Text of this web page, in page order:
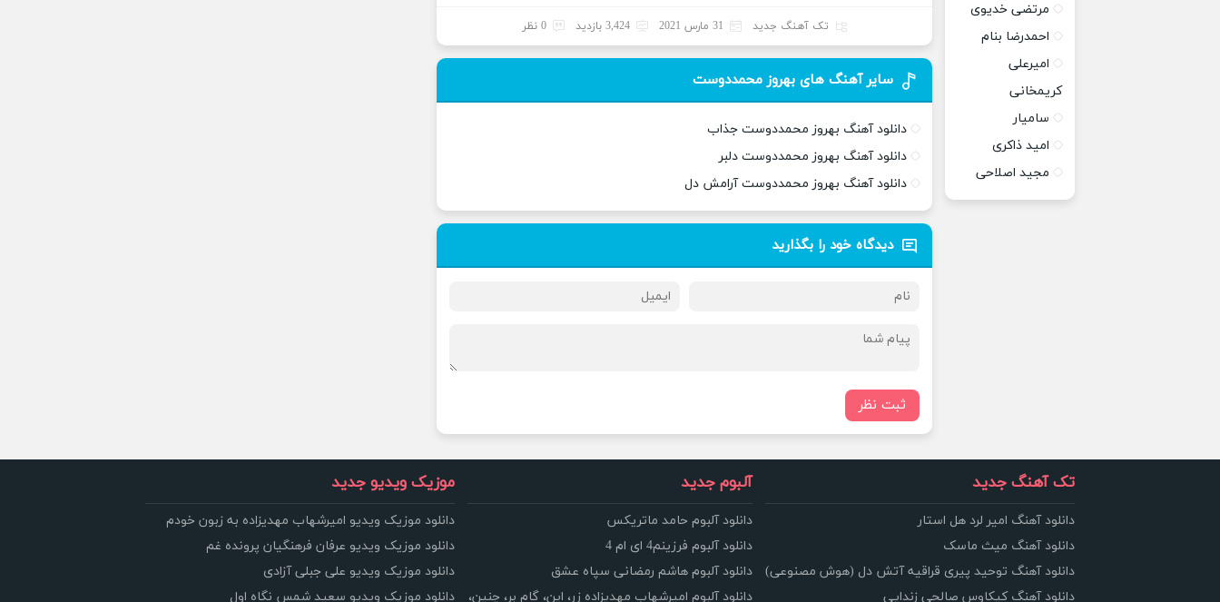
تک آهنگ جدید 31 مارس 2021 3,424 بازدید 0 نظر
سایر آهنگ های بهروز محمددوست
دانلود آهنگ بهروز محمددوست جذاب
دانلود آهنگ بهروز محمددوست دلبر
دانلود آهنگ بهروز محمددوست آرامش دل
دیدگاه خود را بگذارید
ثبت نظر
مرتضی خدیوی
احمدرضا بنام
امیرعلی
کریمخانی
سامیار
امید ذاکری
مجید اصلاحی
تک آهنگ جدید
دانلود آهنگ امیر لرد هل استار
دانلود آهنگ میث ماسک
دانلود آهنگ توحید پیری قراقیه آتش دل (هوش مصنوعی)
دانلود آهنگ کیکاوس صالحی زندایی
آلبوم جدید
دانلود آلبوم حامد ماتریکس
دانلود آلبوم فرزینم4 ای ام 4
دانلود آلبوم هاشم رمضانی سپاه عشق
دانلود آلبوم امیرشهاب مهدیزاده زر، این، گام بر، چنین،
موزیک ویدیو جدید
دانلود موزیک ویدیو امیرشهاب مهدیزاده به زبون خودم
دانلود موزیک ویدیو عرفان فرهنگیان پرونده غم
دانلود موزیک ویدیو علی جبلی آزادی
دانلود موزیک ویدیو سعید شمس نگاه اول